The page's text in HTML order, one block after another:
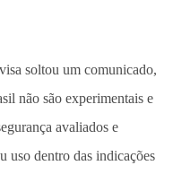
soltou um comunicado,
não são experimentais e
avaliados e
uso dentro das indicações